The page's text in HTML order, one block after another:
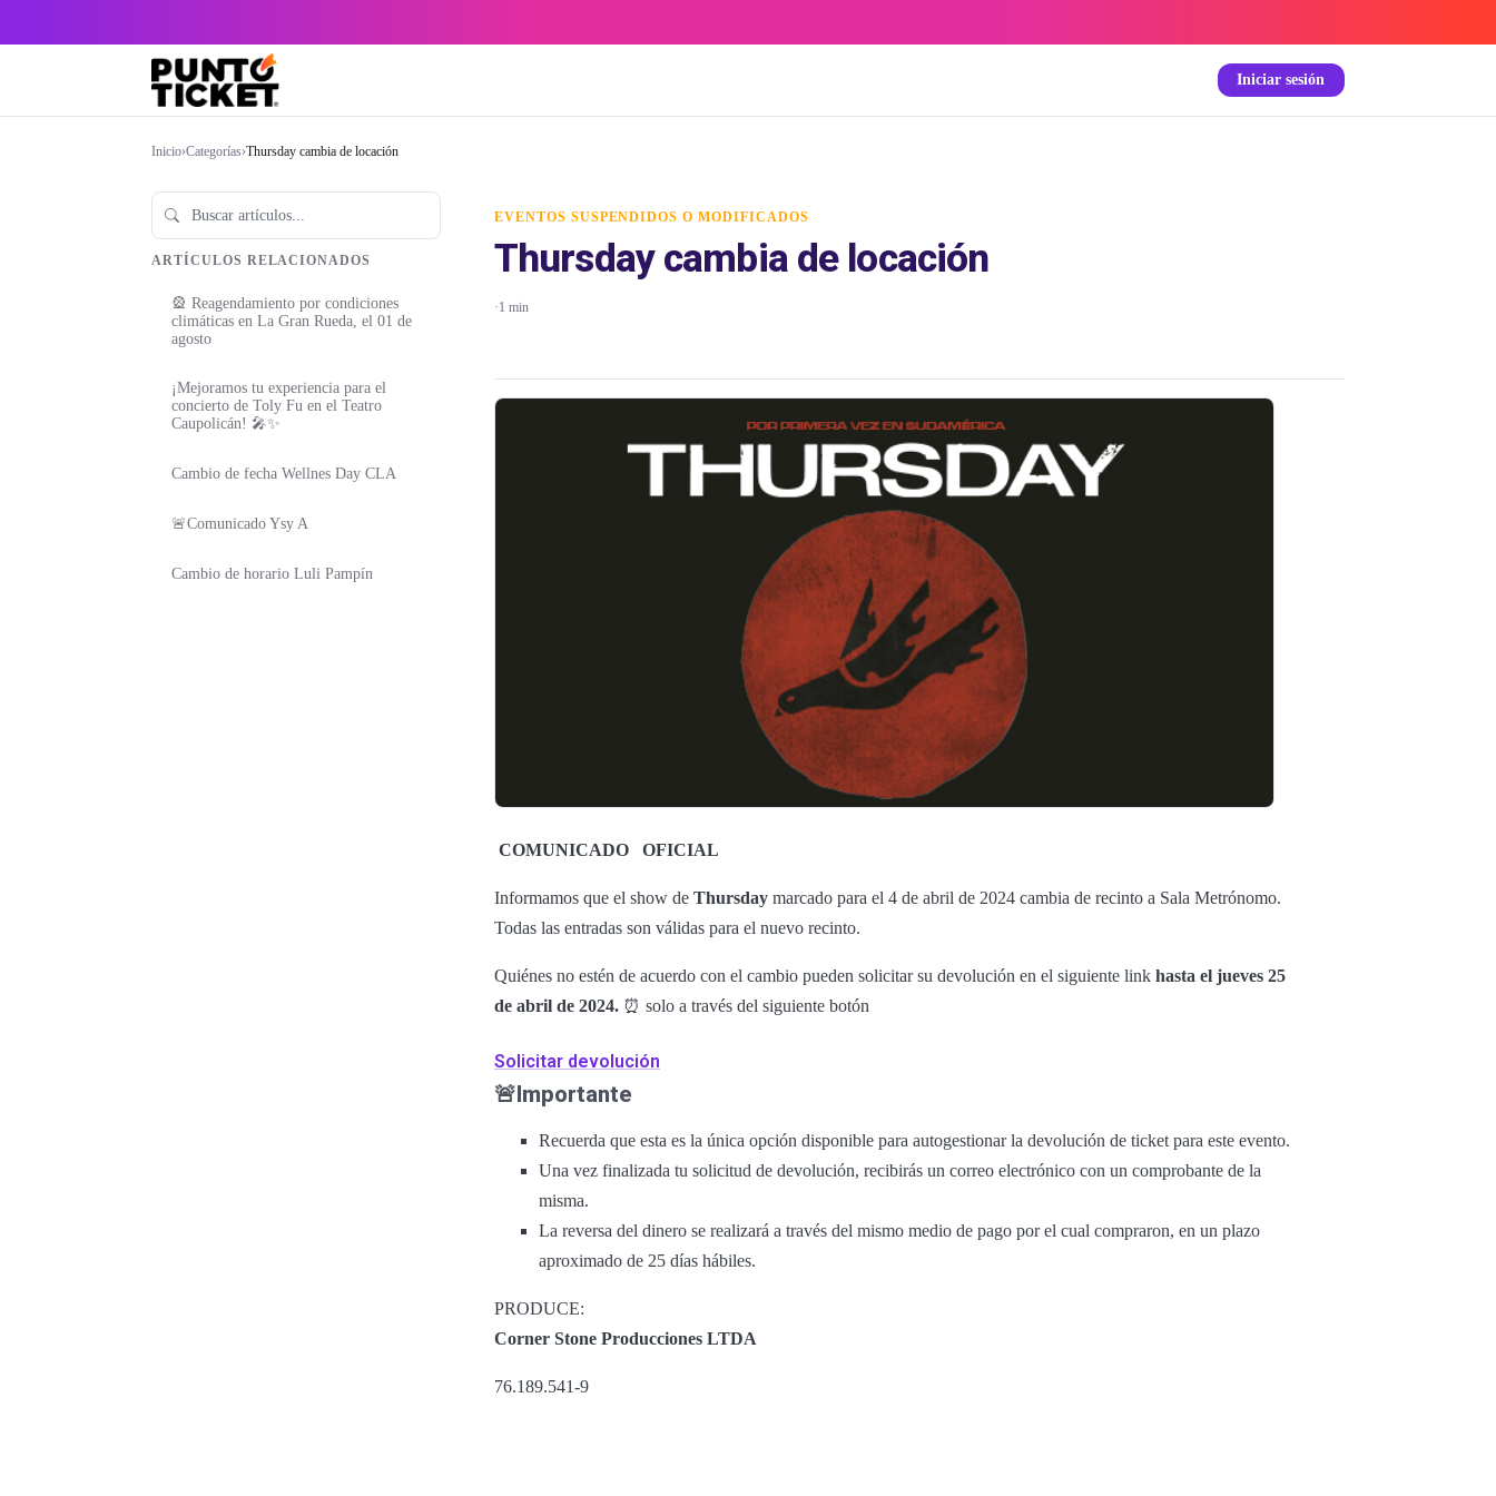
Iniciar sesión
Inicio›Categorías›Thursday cambia de locación
ARTÍCULOS RELACIONADOS
🎡 Reagendamiento por condiciones
climáticas en La Gran Rueda, el 01 de
agosto
¡Mejoramos tu experiencia para el
concierto de Toly Fu en el Teatro
Caupolicán! 🎤✨
Cambio de fecha Wellnes Day CLA
🚨Comunicado Ysy A
Cambio de horario Luli Pampín
EVENTOS SUSPENDIDOS O MODIFICADOS
Thursday cambia de locación
·1 min
COMUNICADO OFICIAL
Informamos que el show de Thursday marcado para el 4 de abril de 2024 cambia de recinto a Sala Metrónomo.
Todas las entradas son válidas para el nuevo recinto.
Quiénes no estén de acuerdo con el cambio pueden solicitar su devolución en el siguiente link hasta el jueves 25
de abril de 2024. ⏰ solo a través del siguiente botón
Solicitar devolución
🚨Importante
Recuerda que esta es la única opción disponible para autogestionar la devolución de ticket para este evento.
Una vez finalizada tu solicitud de devolución, recibirás un correo electrónico con un comprobante de la
misma.
La reversa del dinero se realizará a través del mismo medio de pago por el cual compraron, en un plazo
aproximado de 25 días hábiles.
PRODUCE:
Corner Stone Producciones LTDA
76.189.541-9